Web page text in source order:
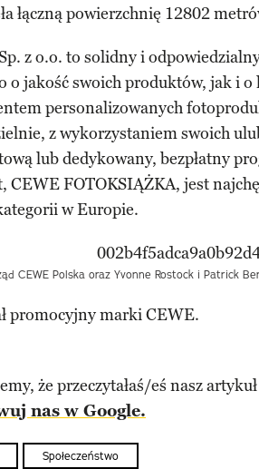
łączną powierzchnię 12802
z o.o. to solidny i
o jakość swoich produktów, jak i o
personalizowanych
z wykorzystaniem swoich
lub dedykowany, bezpłatny
CEWE FOTOKSIĄŻKA, jest
w Europie.
CEWE Polska oraz Yvonne Rostock i Patrick
promocyjny marki CEWE.
że przeczytałaś/eś nasz
nas w Google.
Społeczeństwo